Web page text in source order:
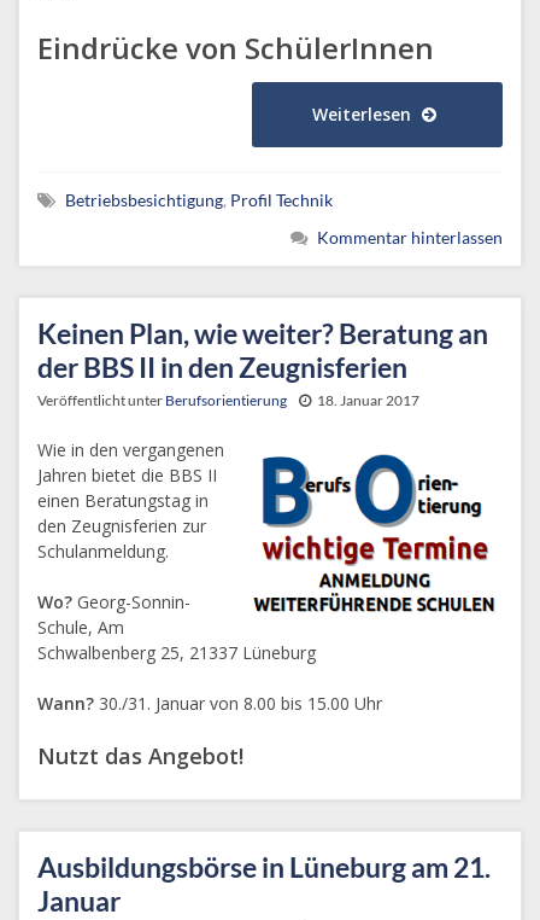
Eindrücke von SchülerInnen
Weiterlesen
Betriebsbesichtigung, Profil Technik
Kommentar hinterlassen
Keinen Plan, wie weiter? Beratung an
der BBS II in den Zeugnisferien
Veröffentlicht unter Berufsorientierung 18. Januar 2017
Wie in den vergangenen
Jahren bietet die BBS II
einen Beratungstag in
den Zeugnisferien zur
Schulanmeldung.
Wo? Georg-Sonnin-
Schule, Am
Schwalbenberg 25, 21337 Lüneburg
Wann? 30./31. Januar von 8.00 bis 15.00 Uhr
Nutzt das Angebot!
Ausbildungsbörse in Lüneburg am 21.
Januar